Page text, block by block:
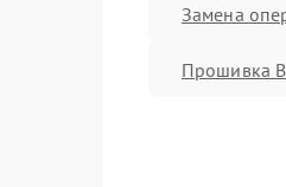
Замена
Прошивка